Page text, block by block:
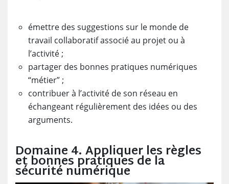
émettre des suggestions sur le monde de
travail collaboratif associé au projet ou à
l’activité ;
partager des bonnes pratiques numériques
“métier” ;
contribuer à l’activité de son réseau en
échangeant régulièrement des idées ou des
arguments.
Domaine 4. Appliquer les règles
et bonnes pratiques de la
sécurité numérique